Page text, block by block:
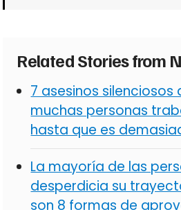
Related Stories from
7 asesinos
muchas personas
hasta que es
La mayoría de las
desperdicia su
son 8 formas de